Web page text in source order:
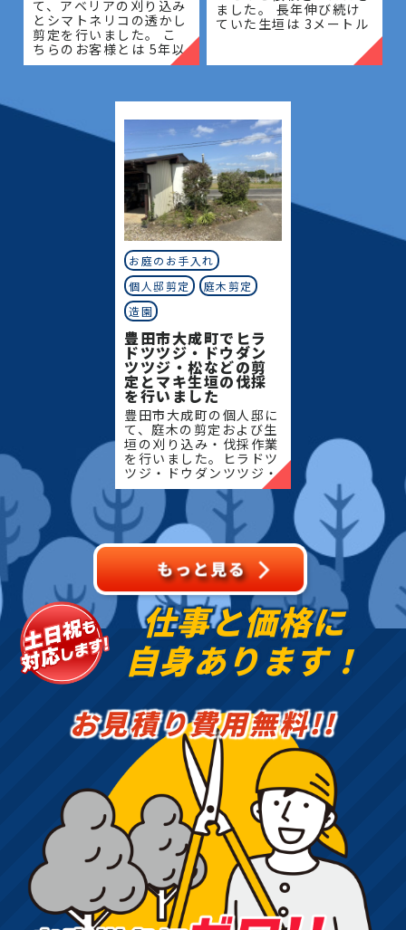
て、アベリアの刈り込み
とシマトネリコの透かし
剪定を行いました。 こ
ちらのお客様とは 5年以
上のお付き合いがあり、
と樹木の健やかな成長を
サポー
ました。 長年伸び続け
ていた生垣は 3メートル
り、管理が難しく、日当
たりや風通しにも影響が
お庭のお手入れ
個人邸剪定
庭木剪定
造園
豊田市大成町でヒラ
ドツツジ・ドウダン
ツツジ・松などの剪
定とマキ生垣の伐採
を行いました
豊田市大成町の個人邸に
て、庭木の剪定および生
垣の刈り込み・伐採作業
を行いました。ヒラドツ
ツジ・ドウダンツツジ・
マキの生垣、松、キンモ
クセイなど、地域の住宅
でよく植栽される樹種を
中心に、樹形を整えなが
ら
仕事と価格に
自身あります！
お見積り費用無料!!